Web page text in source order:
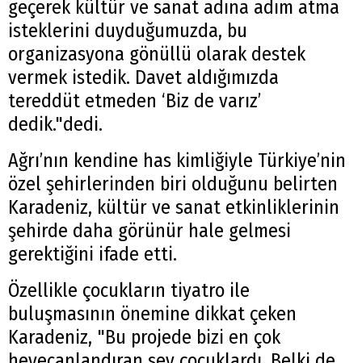
geçerek kültür ve sanat adına adım atma
isteklerini duyduğumuzda, bu
organizasyona gönüllü olarak destek
vermek istedik. Davet aldığımızda
tereddüt etmeden ‘Biz de varız’
dedik."dedi.
Ağrı’nın kendine has kimliğiyle Türkiye’nin
özel şehirlerinden biri olduğunu belirten
Karadeniz, kültür ve sanat etkinliklerinin
şehirde daha görünür hale gelmesi
gerektiğini ifade etti.
Özellikle çocukların tiyatro ile
buluşmasının önemine dikkat çeken
Karadeniz, "Bu projede bizi en çok